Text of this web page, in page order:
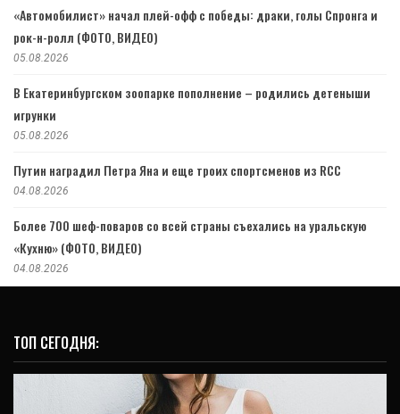
«Автомобилист» начал плей-офф с победы: драки, голы Спронга и
рок-н-ролл (ФОТО, ВИДЕО)
05.08.2026
В Екатеринбургском зоопарке пополнение – родились детеныши
игрунки
05.08.2026
Путин наградил Петра Яна и еще троих спортсменов из RCC
04.08.2026
Более 700 шеф-поваров со всей страны съехались на уральскую
«Кухню» (ФОТО, ВИДЕО)
04.08.2026
ТОП СЕГОДНЯ: